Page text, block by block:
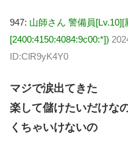
947: 山師さん 警備員
[2400:4150:4084:9c00:*])
ID:ClR9yK4Y0
マジで涙出てきた
楽して儲けたいだけな
くちゃいけないの